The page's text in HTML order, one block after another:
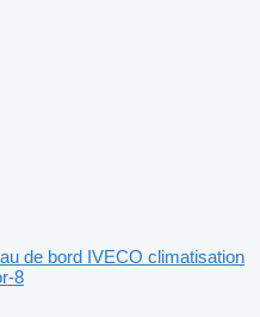
de bord IVECO climatisation
8